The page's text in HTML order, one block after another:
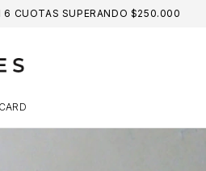
6 CUOTAS SUPERANDO $250.000